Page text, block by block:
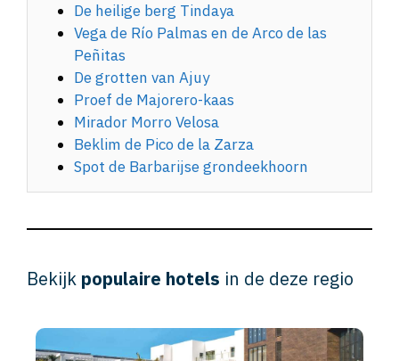
De heilige berg Tindaya
Vega de Río Palmas en de Arco de las
Peñitas
De grotten van Ajuy
Proef de Majorero-kaas
Mirador Morro Velosa
Beklim de Pico de la Zarza
Spot de Barbarijse grondeekhoorn
Bekijk populaire hotels in de deze regio